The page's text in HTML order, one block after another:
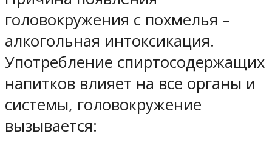
головокружения с похмелья –
алкогольная интоксикация.
Употребление спиртосодержащих
напитков влияет на все органы и
системы, головокружение
вызывается: